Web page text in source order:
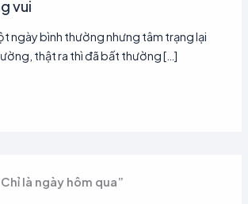
vui
ngày bình thường nhưng tâm trạng lại
thật ra thì đã bất thường […]
là ngày hôm qua”